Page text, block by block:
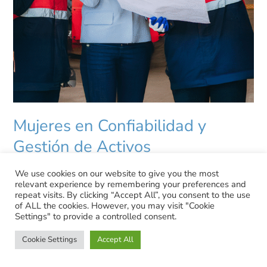
Mujeres en Confiabilidad y
Gestión de Activos
Cultura organizacional, Gestión de activos,Ingeniería de
Confiabilidad
La presencia de mujeres en diferentes industrias es un hecho
creciente que no se puede negar. Ahora están involucradas
en campos, desde la administración hasta la ingeniería, que
se consideraban únicamente de hombres y están haciendo
We use cookies on our website to give you the most
relevant experience by remembering your preferences and
repeat visits. By clicking “Accept All”, you consent to the use
of ALL the cookies. However, you may visit "Cookie
Settings" to provide a controlled consent.
Cookie Settings Accept All